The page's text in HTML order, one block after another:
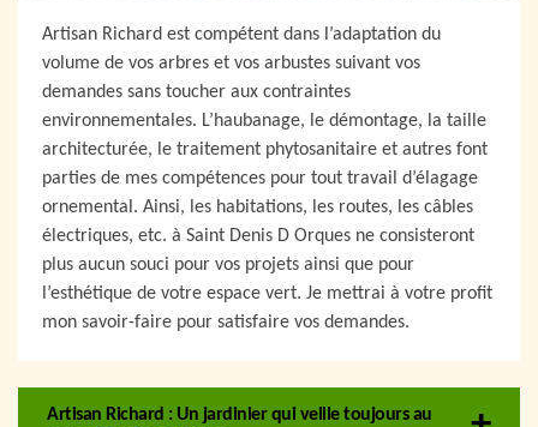
Artisan Richard est compétent dans l’adaptation du
volume de vos arbres et vos arbustes suivant vos
demandes sans toucher aux contraintes
environnementales. L’haubanage, le démontage, la taille
architecturée, le traitement phytosanitaire et autres font
parties de mes compétences pour tout travail d’élagage
ornemental. Ainsi, les habitations, les routes, les câbles
électriques, etc. à Saint Denis D Orques ne consisteront
plus aucun souci pour vos projets ainsi que pour
l’esthétique de votre espace vert. Je mettrai à votre profit
mon savoir-faire pour satisfaire vos demandes.
Artisan Richard : Un jardinier qui veille toujours au